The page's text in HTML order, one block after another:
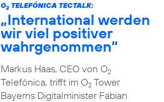
O2TELEFÓNICA TECTALK:
„International werden
wir viel positiver
wahrgenommen“
Markus Haas, CEO von O2
Telefónica, trifft im O2Tower
Bayerns Digitalminister Fabian